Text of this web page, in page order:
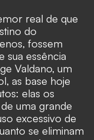
real de que
do
fossem
sua essência
Valdano, um
as base hoje
elas os
uma grande
excessivo de
se eliminam